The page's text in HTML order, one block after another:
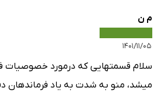
درۀ پنجشیر، مسعود شهید و حافظیه
«مسعود» و زن ایتالیایی
دخترم! خلبان نشو؛ سقوط می‌کنی
فدایی‌های تمام‌وقت
م ن
۱۴۰۱/۱۱/۰۵
سلام قسمتهایی که درمورد خصوصیات
میشد، منو به شدت به یاد فرماندهان